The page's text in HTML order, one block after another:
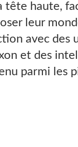
tête haute,
leur
avec des
et des
parmi les